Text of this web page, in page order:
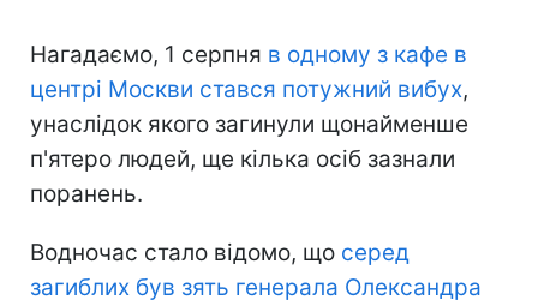
Нагадаємо, 1 серпня в одному з кафе в
центрі Москви стався потужний вибух,
унаслідок якого загинули щонайменше
п'ятеро людей, ще кілька осіб зазнали
поранень.
Водночас стало відомо, що серед
загиблих був зять генерала Олександра